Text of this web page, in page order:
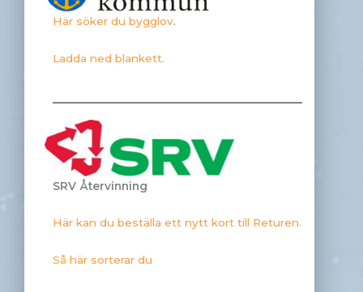
Här söker du bygglov.
Ladda ned blankett.
SRV Återvinning
Här kan du beställa ett nytt kort till Returen.
Så här sorterar du